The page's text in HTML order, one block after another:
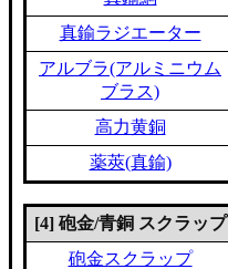
真鍮ラジエーター
アルブラ(アルミニウム
ブラス)
高力黄銅
薬莢(真鍮)
[4] 砲金/青銅 スクラップ
砲金スクラップ